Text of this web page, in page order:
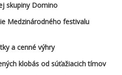
skupiny Domino
Меdzinárodného festivalu
a cenné výhry
klobás od súťažiacich tímov